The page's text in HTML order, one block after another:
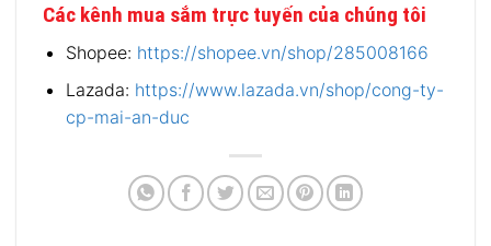
Các kênh mua sắm trực tuyến của chúng tôi
Shopee: https://shopee.vn/shop/285008166
Lazada: https://www.lazada.vn/shop/cong-ty-
cp-mai-an-duc